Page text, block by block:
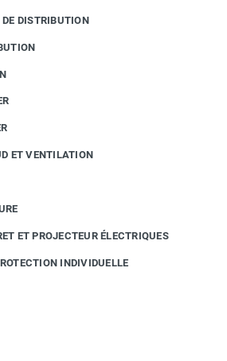
DISTRIBUTION
ET VENTILATION
ET PROJECTEUR ÉLECTRIQUES
INDIVIDUELLE